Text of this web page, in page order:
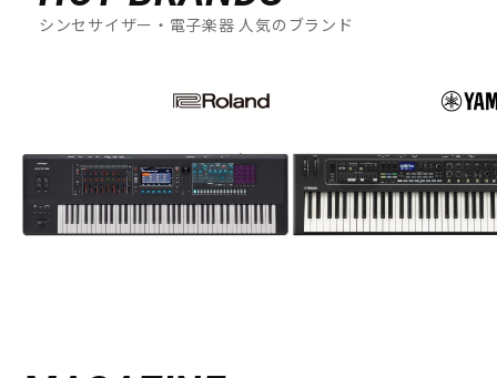
シンセサイザー・電子楽器 人気のブランド